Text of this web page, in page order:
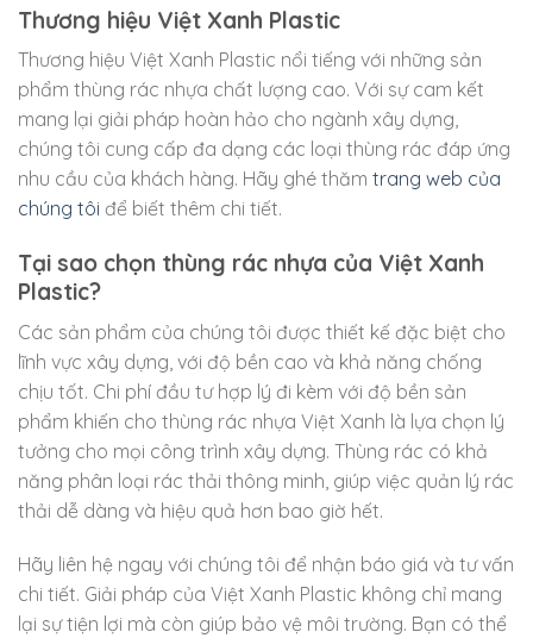
Thương hiệu Việt Xanh Plastic
Thương hiệu Việt Xanh Plastic nổi tiếng với những sản
phẩm thùng rác nhựa chất lượng cao. Với sự cam kết
mang lại giải pháp hoàn hảo cho ngành xây dựng,
chúng tôi cung cấp đa dạng các loại thùng rác đáp ứng
nhu cầu của khách hàng. Hãy ghé thăm trang web của
chúng tôi để biết thêm chi tiết.
Tại sao chọn thùng rác nhựa của Việt Xanh
Plastic?
Các sản phẩm của chúng tôi được thiết kế đặc biệt cho
lĩnh vực xây dựng, với độ bền cao và khả năng chống
chịu tốt. Chi phí đầu tư hợp lý đi kèm với độ bền sản
phẩm khiến cho thùng rác nhựa Việt Xanh là lựa chọn lý
tưởng cho mọi công trình xây dựng. Thùng rác có khả
năng phân loại rác thải thông minh, giúp việc quản lý rác
thải dễ dàng và hiệu quả hơn bao giờ hết.
Hãy liên hệ ngay với chúng tôi để nhận báo giá và tư vấn
chi tiết. Giải pháp của Việt Xanh Plastic không chỉ mang
lại sự tiện lợi mà còn giúp bảo vệ môi trường. Bạn có thể